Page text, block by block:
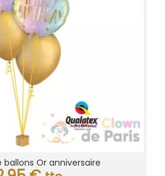
ballons Or anniversaire